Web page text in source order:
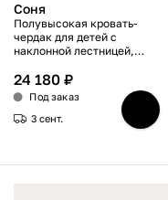
Соня
Полувысокая кровать-
чердак для детей с
наклонной лестницей,
бортиками, белый, 80×190
см
24 180 ₽
Под заказ
3 сент.